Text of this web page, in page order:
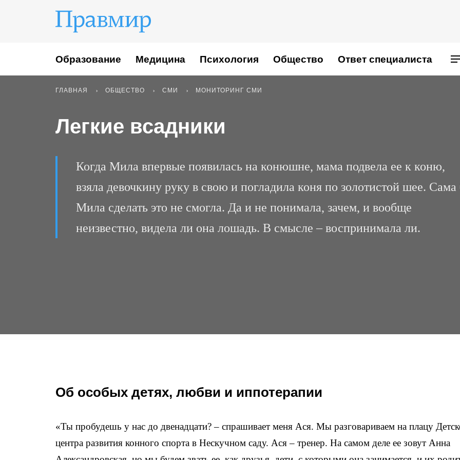
Образование Медицина Психология Общество Ответ специалиста
ГЛАВНАЯ ОБЩЕСТВО СМИ МОНИТОРИНГ СМИ
Легкие всадники
Когда Мила впервые появилась на конюшне, мама подвела ее к коню,
взяла девочкину руку в свою и погладила коня по золотистой шее.
Мила сделать это не смогла. Да и не понимала, зачем, и вообще
неизвестно, видела ли она лошадь. В смысле – воспринимала ли.
Об особых детях, любви и иппотерапии
«Ты пробудешь у нас до двенадцати? – спрашивает меня Ася. Мы разговариваем на плацу
центра развития конного спорта в Нескучном саду. Ася – тренер. На самом деле ее зовут Анна